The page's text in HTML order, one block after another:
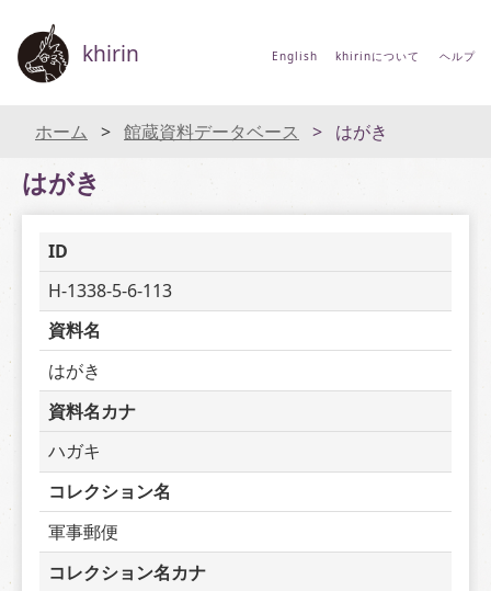
khirin English khirinについて ヘルプ
ホーム 館蔵資料データベース はがき
はがき
ID
H-1338-5-6-113
資料名
はがき
資料名カナ
ハガキ
コレクション名
軍事郵便
コレクション名カナ